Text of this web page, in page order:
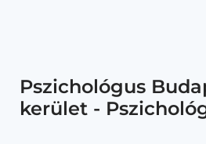
Pszichológus
kerület -